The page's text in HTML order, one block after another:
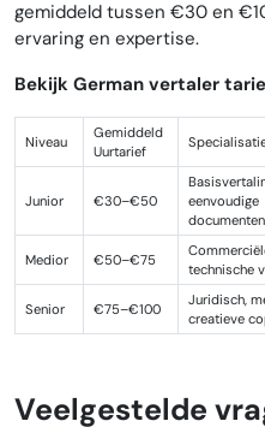
gemiddeld tussen €30 en
ervaring en expertise.
Bekijk German vertaler
Niveau
Gemiddeld
Uurtarief
Junior €30–€50
eenvoudige
documenten
Medior €50–€75
technische
Senior €75–€100
Juridisch,
creatieve
Veelgestelde